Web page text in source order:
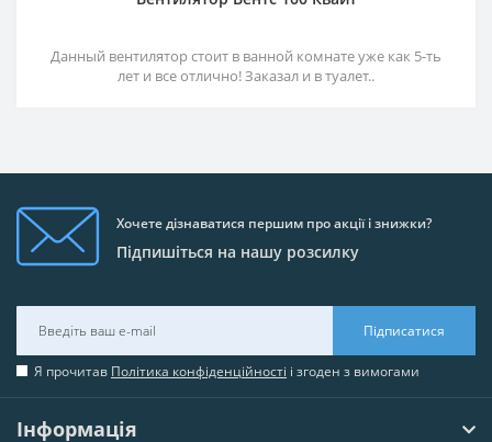
Данный вентилятор стоит в ванной комнате уже как 5-ть
лет и все отлично! Заказал и в туалет..
Хочете дізнаватися першим про акції і знижки?
Підпишіться на нашу розсилку
Підписатися
Я прочитав Політика конфіденційності і згоден з вимогами
Інформація